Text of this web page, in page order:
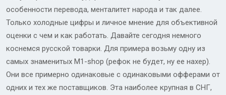
особенности перевода, менталитет народа и так далее.
Только холодные цифры и личное мнение для объективной
оценки с чем и как работать. Давайте сегодня немного
коснемся русской товарки. Для примера возьму одну из
самых знаменитых M1-shop (рефок не будет, ну ее нахер).
Они все примерно одинаковые с одинаковыми офферами от
одних и тех же поставщиков. Эта наиболее крупная в СНГ,